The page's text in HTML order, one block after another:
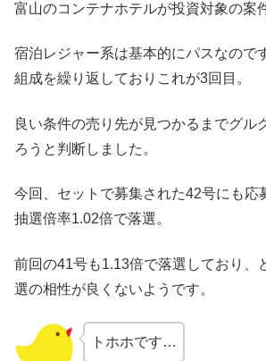
富山のコンテナホテルが投資対象の案
宿泊レジャー系は基本的にパスなので
組成を繰り返しておりこれが3回目。
良い条件の売り先が見つかるまでグル
ろうと判断しました。
今回、セットで募集された42号にも応
抽選倍率1.02倍で落選。
前回の41号も1.13倍で落選しており、
選の相性が良くないようです。
トホホです…